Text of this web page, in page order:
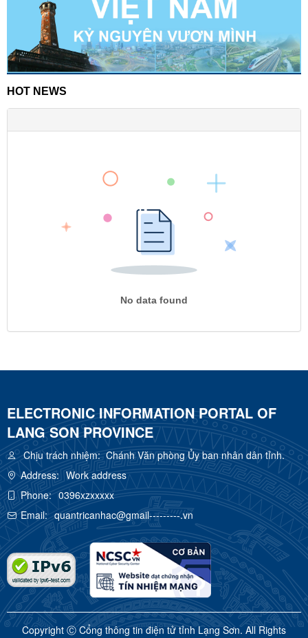
HOT NEWS
No data found
ELECTRONIC INFORMATION PORTAL OF
LANG SON PROVINCE
Chịu trách nhiệm:Chánh Văn phòng Ủy ban nhân dân tỉnh.
Address: Work address
Phone: 0396xzxxxxx
Email: quantricanhac@gmail---------.vn
Copyright Ⓒ Cổng thông tin điện tử tỉnh Lạng Sơn. All Rights